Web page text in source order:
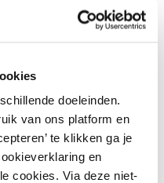
doeleinden.
van ons platform en
te klikken ga je
en
cookies. Via deze niet-
te snel en te veel
een emmer met
beweging.
volledig over jezelf
toch?”